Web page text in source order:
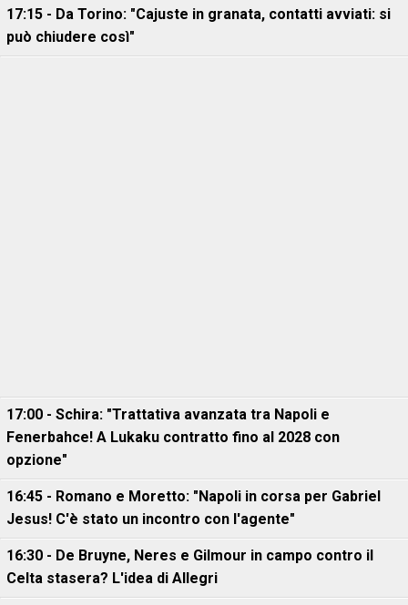
17:15 - Da Torino: "Cajuste in granata, contatti avviati: si
può chiudere così"
17:00 - Schira: "Trattativa avanzata tra Napoli e
Fenerbahce! A Lukaku contratto fino al 2028 con
opzione"
16:45 - Romano e Moretto: "Napoli in corsa per Gabriel
Jesus! C'è stato un incontro con l'agente"
16:30 - De Bruyne, Neres e Gilmour in campo contro il
Celta stasera? L'idea di Allegri